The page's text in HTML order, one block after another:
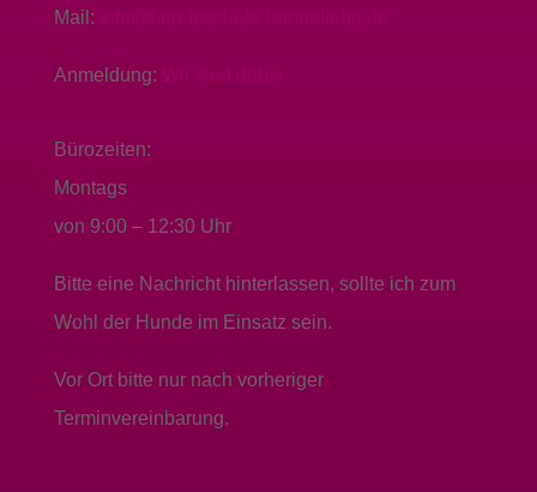
Mail:
Anmeldung:
Bürozeiten:
Montags
von 9:00 – 12:30 Uhr
Bitte eine Nachricht hinterlassen, sollte ich zum
Wohl der Hunde im Einsatz sein.
Vor Ort bitte nur nach vorheriger
Terminvereinbarung.